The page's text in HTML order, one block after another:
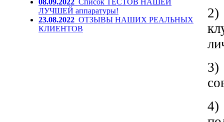
08.09.2022 Список ТЕСТОВ НАШЕЙ
ЛУЧШЕЙ аппаратуры!
23.08.2022 ОТЗЫВЫ НАШИХ РЕАЛЬНЫХ
КЛИЕНТОВ
2)
3)
4)